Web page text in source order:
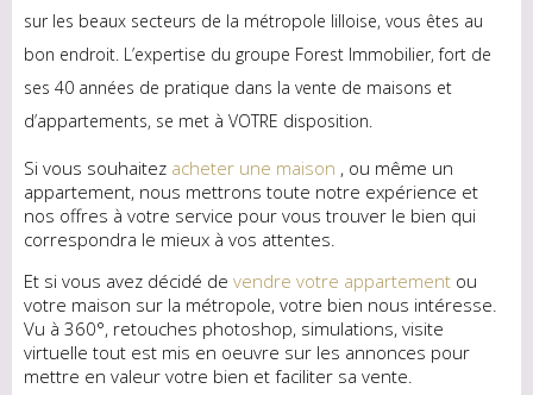
sur les beaux secteurs de la métropole lilloise, vous êtes au
bon endroit. L’expertise du groupe Forest Immobilier, fort de
ses 40 années de pratique dans la vente de maisons et
d’appartements, se met à VOTRE disposition.
Si vous souhaitez acheter une maison , ou même un
appartement, nous mettrons toute notre expérience et
nos offres à votre service pour vous trouver le bien qui
correspondra le mieux à vos attentes.
Et si vous avez décidé de vendre votre appartement ou
votre maison sur la métropole, votre bien nous intéresse.
Vu à 360°, retouches photoshop, simulations, visite
virtuelle tout est mis en oeuvre sur les annonces pour
mettre en valeur votre bien et faciliter sa vente.